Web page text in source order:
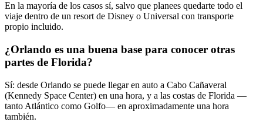
En la mayoría de los casos sí, salvo que planees quedarte todo el
viaje dentro de un resort de Disney o Universal con transporte
propio incluido.
¿Orlando es una buena base para conocer otras
partes de Florida?
Sí: desde Orlando se puede llegar en auto a Cabo Cañaveral
(Kennedy Space Center) en una hora, y a las costas de Florida —
tanto Atlántico como Golfo— en aproximadamente una hora
también.